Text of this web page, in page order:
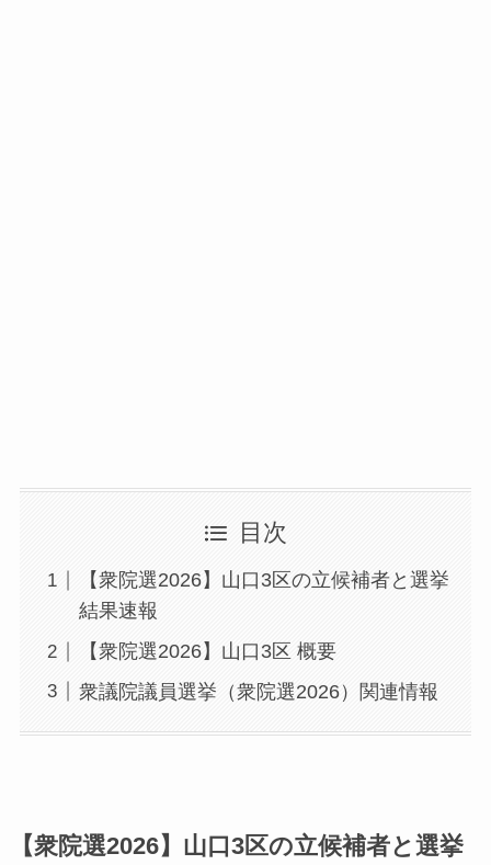
目次
【衆院選2026】山口3区の立候補者と選挙
結果速報
【衆院選2026】山口3区 概要
衆議院議員選挙（衆院選2026）関連情報
【衆院選2026】山口3区の立候補者と選挙